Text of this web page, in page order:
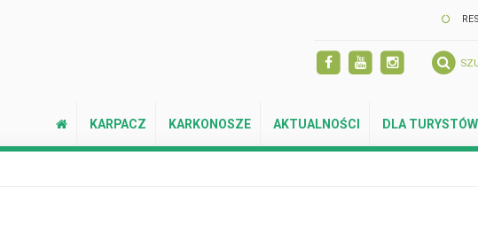
KARPACZ KARKONOSZE AKTUALNOŚCI DLA TURYSTÓW